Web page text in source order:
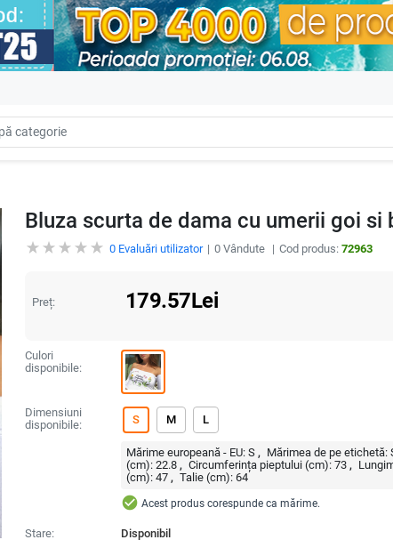
Bluza scurta de dama cu umerii goi si
0Evaluări utilizator 0Vândute Cod produs: 72963
Preț: 179.57Lei
Culori
disponibile:
Dimensiuni
disponibile:
S M L
Mărime europeană - EU: S Mărimea de pe etichetă:
(cm): 22.8 Circumferința pieptului (cm): 73
(cm): 47 Talie (cm): 64
check_circle Acest produs corespunde ca mărime.
Stare: Disponibil